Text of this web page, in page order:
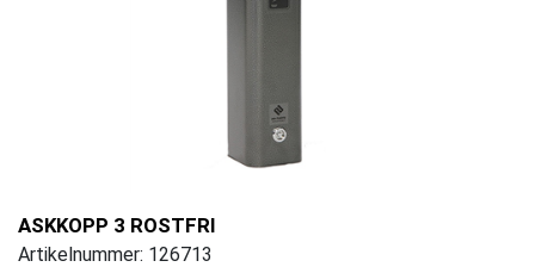
ASKKOPP 3 ROSTFRI
Artikelnummer: 126713